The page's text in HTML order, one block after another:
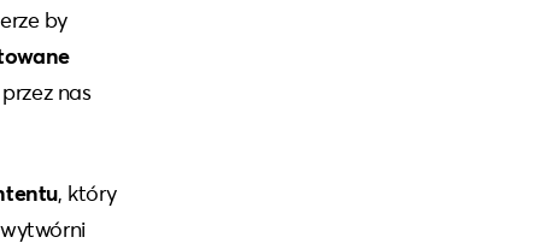
by
nas
, który